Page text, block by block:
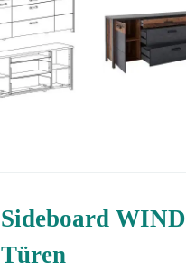
Sideboard
Türen